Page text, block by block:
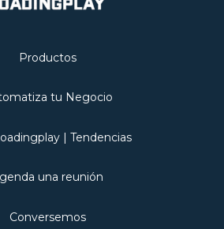
Productos
tu Negocio
| Tendencias
una reunión
Conversemos